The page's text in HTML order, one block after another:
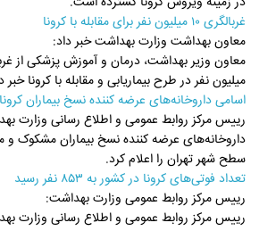
غربالگری ۱۰ میلیون نفر برای مقابله با کرونا
معاون بهداشت وزارت بهداشت خبر داد:
میلیون نفر در طرح بیماریابی و مقابله با کرونا خبر
اسامی داروخانه‌های عرضه کننده نسخ بیماران
رییس مرکز روابط عمومی و اطلاع رسانی وزارت
داروخانه‌های عرضه کننده نسخ بیماران مشکوک و
سطح شهر تهران را اعلام کرد.
تعداد فوتی‌های کرونا در کشور به ۸۵۳ نفر رسید
رییس مرکز روابط عمومی وزارت بهداشت:
رییس مرکز روابط عمومی و اطلاع رسانی وزارت